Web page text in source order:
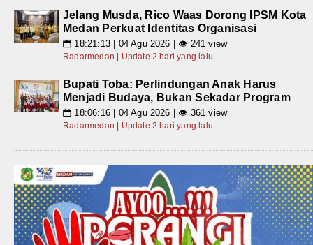
Jelang Musda, Rico Waas Dorong IPSM Kota
Medan Perkuat Identitas Organisasi
📅 18:21:13 | 04 Agu 2026 | 👁 241 view
Radarmedan | Update 2 hari yang lalu
Bupati Toba: Perlindungan Anak Harus
Menjadi Budaya, Bukan Sekadar Program
📅 18:06:16 | 04 Agu 2026 | 👁 361 view
Radarmedan | Update 2 hari yang lalu